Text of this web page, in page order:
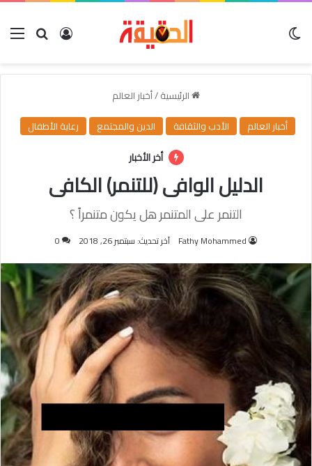
بحث عنتسجيل
الرئيسية/أخبار العالم
أخبار العالم
الأدب والثقافة الدين والمجتمع رعاية الأطفال
أخر الأخبار
الدليل الوافى (للتنمر) الكافى
التنمر على المتنمر هل يكون متنمراً ؟
Fathy Mohammed آخر تحديث: سبتمبر 26, 2018 0